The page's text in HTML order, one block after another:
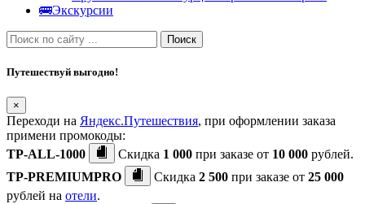
🚌Экскурсии
Поиск
Путешествуй выгодно!
×
Переходи на Яндекс.Путешествия, при оформлении заказа
примени промокоды:
TP-ALL-1000
Скидка 1 000 при заказе от 10 000 рублей.
TP-PREMIUMPRO
Скидка 2 500 при заказе от 25 000
рублей на отели.